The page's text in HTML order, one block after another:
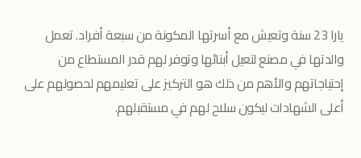
يارا 23 سنة وتعيش مع أسرتها المكونة من سبعة أفراد. تعمل
والدتها في مصنع لتعيل أبنائها وتوفر لهم قدر المستطاع من
إحتياجاتهم والأهم من ذلك هو التركيز على تعليمهم لحصولهم على
أعلى الشهادات ليكون سلاح لهم في مستقبلهم.